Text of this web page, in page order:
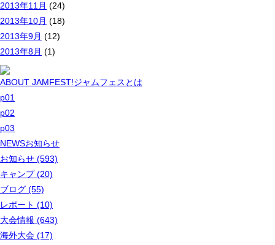
2013年11月 (24)
2013年10月 (18)
2013年9月 (12)
2013年8月 (1)
ABOUT JAMFEST!ジャムフェスとは
p01
p02
p03
NEWSお知らせ
お知らせ (593)
キャンプ (20)
ブログ (55)
レポート (10)
大会情報 (643)
海外大会 (17)